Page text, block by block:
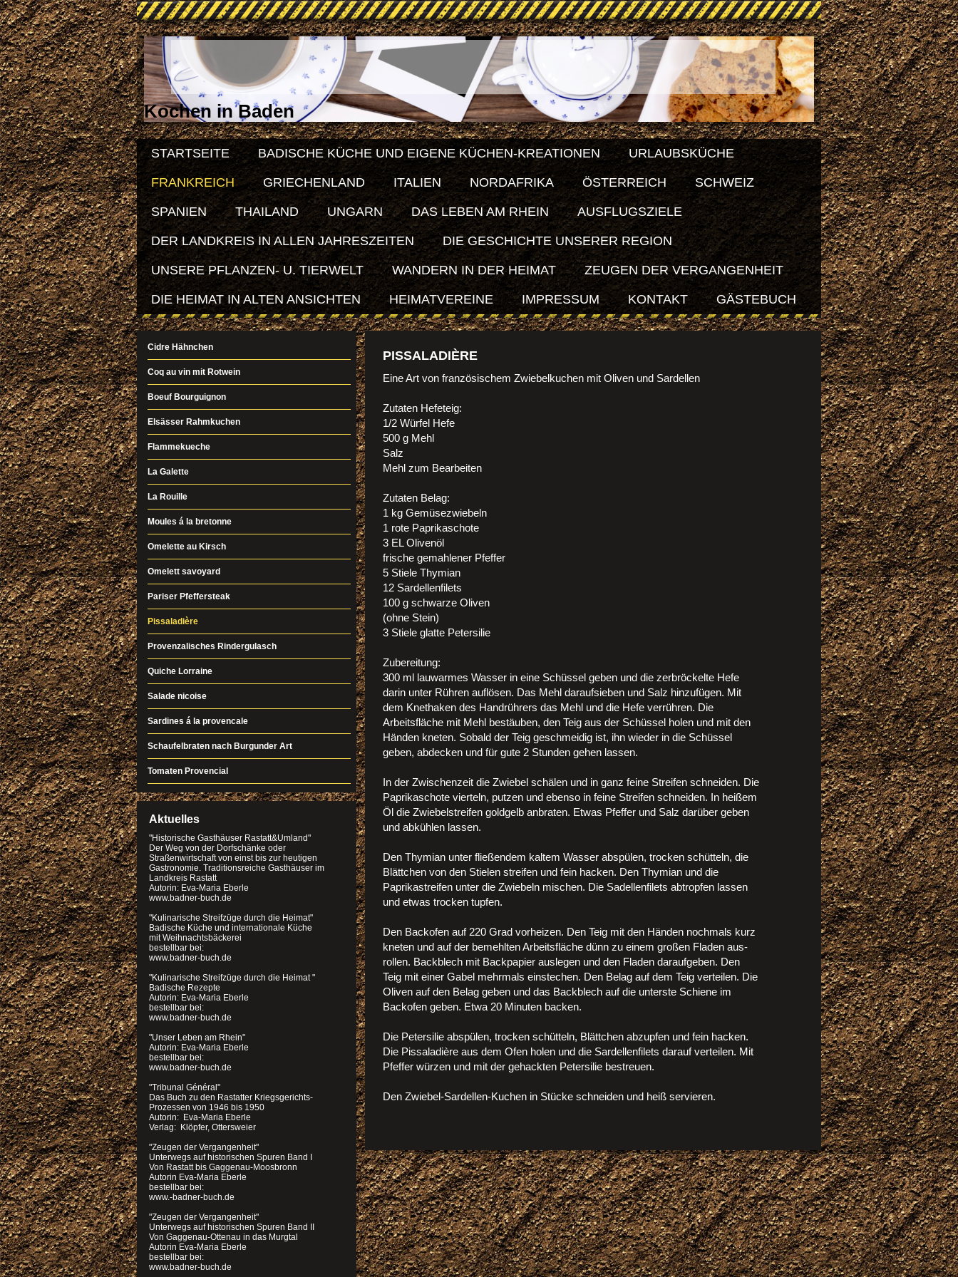
Kochen in Baden
STARTSEITE BADISCHE KÜCHE UND EIGENE KÜCHEN-KREATIONEN URLAUBSKÜCHE
FRANKREICH GRIECHENLAND ITALIEN NORDAFRIKA ÖSTERREICH SCHWEIZ
SPANIEN THAILAND UNGARN DAS LEBEN AM RHEIN AUSFLUGSZIELE
DER LANDKREIS IN ALLEN JAHRESZEITEN DIE GESCHICHTE UNSERER REGION
UNSERE PFLANZEN- U. TIERWELT WANDERN IN DER HEIMAT ZEUGEN DER VERGANGENHEIT
DIE HEIMAT IN ALTEN ANSICHTEN HEIMATVEREINE IMPRESSUM KONTAKT GÄSTEBUCH
PISSALADIÈRE
Eine Art von französischem Zwiebelkuchen mit Oliven und Sardellen
Zutaten Hefeteig:
1/2 Würfel Hefe
500 g Mehl
Salz
Mehl zum Bearbeiten
Zutaten Belag:
1 kg Gemüsezwiebeln
1 rote Paprikaschote
3 EL Olivenöl
frische gemahlener Pfeffer
5 Stiele Thymian
12 Sardellenfilets
100 g schwarze Oliven
(ohne Stein)
3 Stiele glatte Petersilie
Zubereitung:
300 ml lauwarmes Wasser in eine Schüssel geben und die zerbröckelte Hefe
darin unter Rühren auflösen. Das Mehl daraufsieben und Salz hinzufügen. Mit
dem Knethaken des Handrührers das Mehl und die Hefe verrühren. Die
Arbeitsfläche mit Mehl bestäuben, den Teig aus der Schüssel holen und mit den
Händen kneten. Sobald der Teig geschmeidig ist, ihn wieder in die Schüssel
geben, abdecken und für gute 2 Stunden gehen lassen.
In der Zwischenzeit die Zwiebel schälen und in ganz feine Streifen schneiden. Die
Paprikaschote vierteln, putzen und ebenso in feine Streifen schneiden. In heißem
Öl die Zwiebelstreifen goldgelb anbraten. Etwas Pfeffer und Salz darüber geben
und abkühlen lassen.
Den Thymian unter fließendem kaltem Wasser abspülen, trocken schütteln, die
Blättchen von den Stielen streifen und fein hacken. Den Thymian und die
Paprikastreifen unter die Zwiebeln mischen. Die Sadellenfilets abtropfen lassen
und etwas trocken tupfen.
Den Backofen auf 220 Grad vorheizen. Den Teig mit den Händen nochmals kurz
kneten und auf der bemehlten Arbeitsfläche dünn zu einem großen Fladen aus-
rollen. Backblech mit Backpapier auslegen und den Fladen daraufgeben. Den
Teig mit einer Gabel mehrmals einstechen. Den Belag auf dem Teig verteilen. Die
Oliven auf den Belag geben und das Backblech auf die unterste Schiene im
Backofen geben. Etwa 20 Minuten backen.
Die Petersilie abspülen, trocken schütteln, Blättchen abzupfen und fein hacken.
Die Pissaladière aus dem Ofen holen und die Sardellenfilets darauf verteilen. Mit
Pfeffer würzen und mit der gehackten Petersilie bestreuen.
Den Zwiebel-Sardellen-Kuchen in Stücke schneiden und heiß servieren.
Cidre Hähnchen
Coq au vin mit Rotwein
Boeuf Bourguignon
Elsässer Rahmkuchen
Flammekueche
La Galette
La Rouille
Moules á la bretonne
Omelette au Kirsch
Omelett savoyard
Pariser Pfeffersteak
Pissaladière
Provenzalisches Rindergulasch
Quiche Lorraine
Salade nicoise
Sardines á la provencale
Schaufelbraten nach Burgunder Art
Tomaten Provencial
Aktuelles
"Historische Gasthäuser Rastatt&Umland"
Der Weg von der Dorfschänke oder
Straßenwirtschaft von einst bis zur heutigen
Gastronomie. Traditionsreiche Gasthäuser im
Landkreis Rastatt
Autorin: Eva-Maria Eberle
www.badner-buch.de
"Kulinarische Streifzüge durch die Heimat"
Badische Küche und internationale Küche
mit Weihnachtsbäckerei
bestellbar bei:
www.badner-buch.de
"Kulinarische Streifzüge durch die Heimat "
Badische Rezepte
Autorin: Eva-Maria Eberle
bestellbar bei:
www.badner-buch.de
"Unser Leben am Rhein"
Autorin: Eva-Maria Eberle
bestellbar bei:
www.badner-buch.de
"Tribunal Général"
Das Buch zu den Rastatter Kriegsgerichts-
Prozessen von 1946 bis 1950
Autorin: Eva-Maria Eberle
Verlag: Klöpfer, Ottersweier
"Zeugen der Vergangenheit"
Unterwegs auf historischen Spuren Band I
Von Rastatt bis Gaggenau-Moosbronn
Autorin Eva-Maria Eberle
bestellbar bei:
www.-badner-buch.de
"Zeugen der Vergangenheit"
Unterwegs auf historischen Spuren Band II
Von Gaggenau-Ottenau in das Murgtal
Autorin Eva-Maria Eberle
bestellbar bei:
www.badner-buch.de